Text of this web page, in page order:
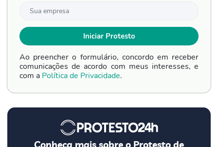
Ao preencher o formulário, concordo em receber
comunicações de acordo com meus interesses, e
com a Política de Privacidade.
Conheça mais sobre o Protesto de